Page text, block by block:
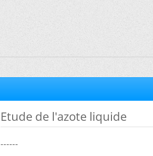
Etude de l'azote liquide
------